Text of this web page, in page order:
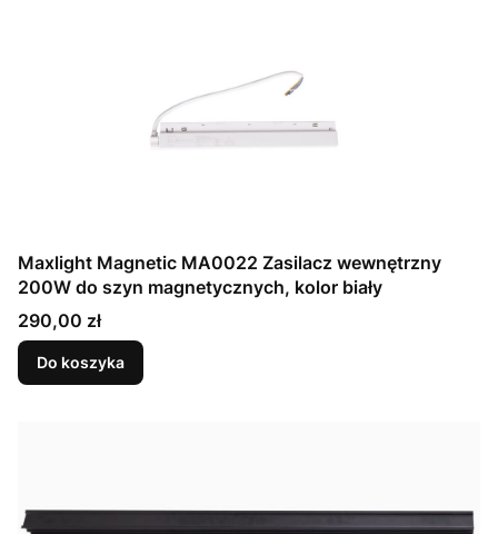
Maxlight Magnetic MA0022 Zasilacz wewnętrzny
200W do szyn magnetycznych, kolor biały
Cena
290,00 zł
Do koszyka